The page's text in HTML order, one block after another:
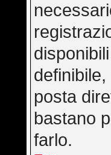
posta
bastano
farlo.